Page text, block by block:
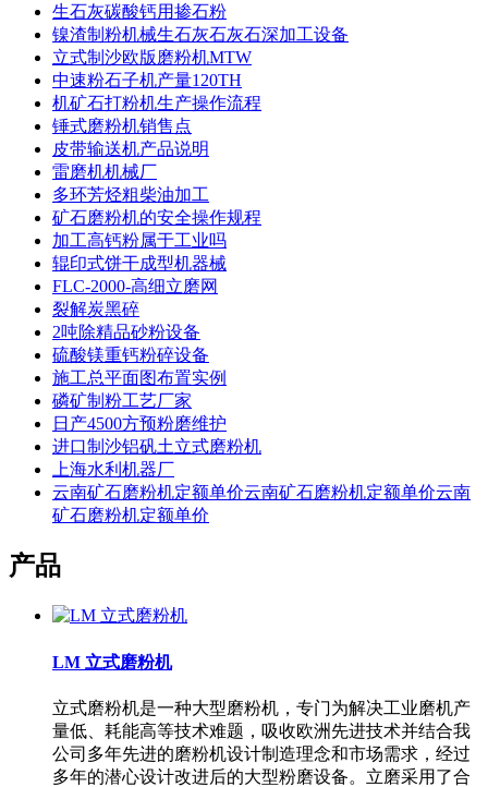
生石灰碳酸钙用掺石粉
镍渣制粉机械生石灰石灰石深加工设备
立式制沙欧版磨粉机MTW
中速粉石子机产量120TH
机矿石打粉机生产操作流程
锤式磨粉机销售点
皮带输送机产品说明
雷磨机机械厂
多环芳烃粗柴油加工
矿石磨粉机的安全操作规程
加工高钙粉属于工业吗
辊印式饼干成型机器械
FLC-2000-高细立磨网
裂解炭黑碎
2吨除精品砂粉设备
硫酸镁重钙粉碎设备
施工总平面图布置实例
磷矿制粉工艺厂家
日产4500方预粉磨维护
进口制沙铝矾土立式磨粉机
上海水利机器厂
云南矿石磨粉机定额单价云南矿石磨粉机定额单价云南
矿石磨粉机定额单价
产品
LM 立式磨粉机
立式磨粉机是一种大型磨粉机，专门为解决工业磨机产
量低、耗能高等技术难题，吸收欧洲先进技术并结合我
公司多年先进的磨粉机设计制造理念和市场需求，经过
多年的潜心设计改进后的大型粉磨设备。立磨采用了合